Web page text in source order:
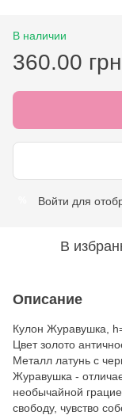
В наличии
360.00 грн
Войти для
В
Описание
Кулон Журавушка,
Цвет золото
Металл латунь с
Журавушка -
необычайной
свободу, чувство